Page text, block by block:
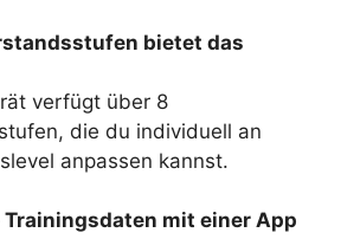
bietet das
verfügt über 8
die du individuell an
anpassen kannst.
Trainingsdaten mit einer App